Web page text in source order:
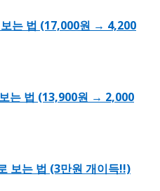
는 법 (17,000원 → 4,200
는 법 (13,900원 → 2,000
보는 법 (3만원 개이득!!)